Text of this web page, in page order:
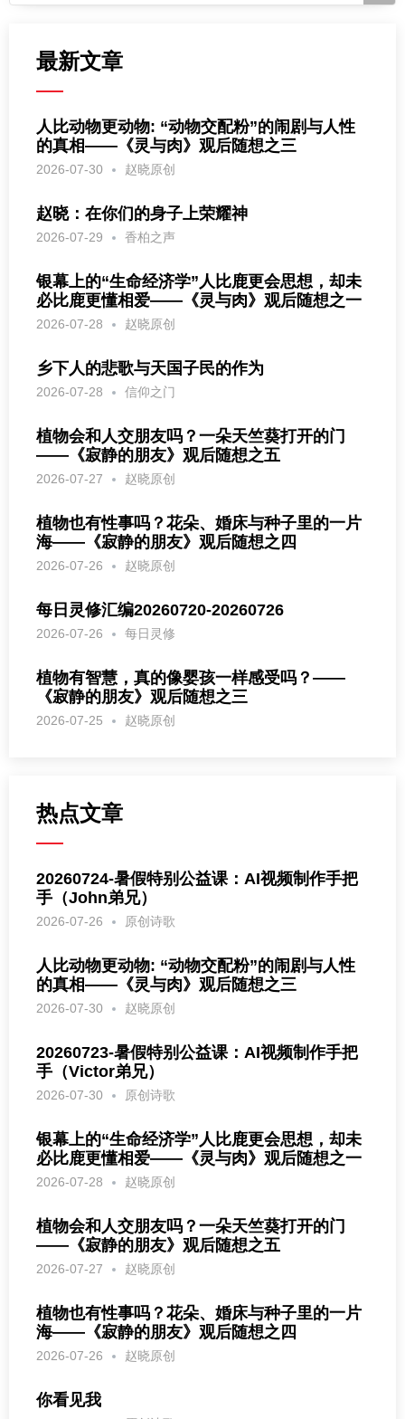
最新文章
人比动物更动物: “动物交配粉”的闹剧与人性
的真相——《灵与肉》观后随想之三
2026-07-30 赵晓原创
赵晓：在你们的身子上荣耀神
2026-07-29 香柏之声
银幕上的“生命经济学”人比鹿更会思想，却未
必比鹿更懂相爱——《灵与肉》观后随想之一
2026-07-28 赵晓原创
乡下人的悲歌与天国子民的作为
2026-07-28 信仰之门
植物会和人交朋友吗？一朵天竺葵打开的门
——《寂静的朋友》观后随想之五
2026-07-27 赵晓原创
植物也有性事吗？花朵、婚床与种子里的一片
海——《寂静的朋友》观后随想之四
2026-07-26 赵晓原创
每日灵修汇编20260720-20260726
2026-07-26 每日灵修
植物有智慧，真的像婴孩一样感受吗？——
《寂静的朋友》观后随想之三
2026-07-25 赵晓原创
热点文章
20260724-暑假特别公益课：AI视频制作手把
手（John弟兄）
2026-07-26 原创诗歌
人比动物更动物: “动物交配粉”的闹剧与人性
的真相——《灵与肉》观后随想之三
2026-07-30 赵晓原创
20260723-暑假特别公益课：AI视频制作手把
手（Victor弟兄）
2026-07-30 原创诗歌
银幕上的“生命经济学”人比鹿更会思想，却未
必比鹿更懂相爱——《灵与肉》观后随想之一
2026-07-28 赵晓原创
植物会和人交朋友吗？一朵天竺葵打开的门
——《寂静的朋友》观后随想之五
2026-07-27 赵晓原创
植物也有性事吗？花朵、婚床与种子里的一片
海——《寂静的朋友》观后随想之四
2026-07-26 赵晓原创
你看见我